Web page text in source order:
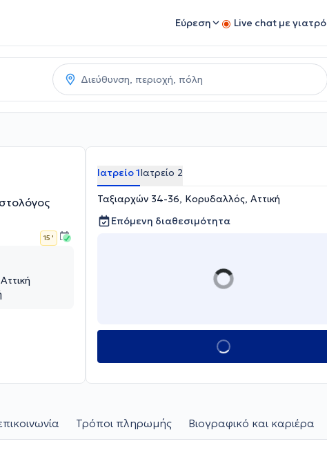
Εύρεση Live chat με γιατρό
15 '
Ιατρείο 1Ιατρείο 2
Ταξιαρχών 34-36, Κορυδαλλός, Αττική
Επόμενη διαθεσιμότητα
Τρόποι πληρωμής Βιογραφικό και καριέρα